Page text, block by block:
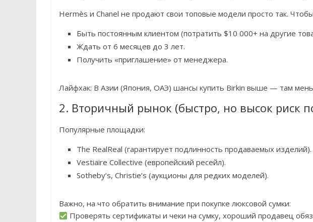
Hermès и Chanel не продают свои топовые модели просто так.
Быть постоянным клиентом (потратить $10 000+ на другие
Ждать от 6 месяцев до 3 лет.
Получить «приглашение» от менеджера.
Лайфхак: В Азии (Япония, ОАЭ) шансы купить Birkin выше — там
2. Вторичный рынок (быстро, но высок риск
Популярные площадки:
The RealReal (гарантирует подлинность продаваемых изделий).
Vestiaire Collective (европейский ресейл).
Sotheby’s, Christie’s (аукционы для редких моделей).
Важно, на что обратить внимание при покупке люксовой сумки:
Проверять сертификаты и чеки на сумку, хороший продавец